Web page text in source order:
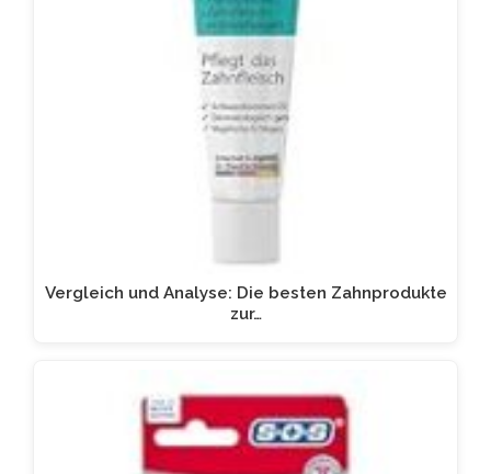
Vergleich und Analyse: Die besten Zahnprodukte
zur…